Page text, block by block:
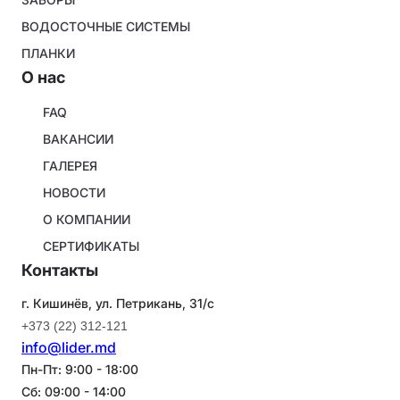
ВОДОСТОЧНЫЕ СИСТЕМЫ
ПЛАНКИ
O нас
About
company
FAQ
ВАКАНСИИ
ГАЛЕРЕЯ
НОВОСТИ
О КОМПАНИИ
СЕРТИФИКАТЫ
Контакты
г. Кишинёв, ул. Петрикань, 31/с
+373 (22) 312-121
info@lider.md
Пн-Пт: 9:00 - 18:00
Сб: 09:00 - 14:00